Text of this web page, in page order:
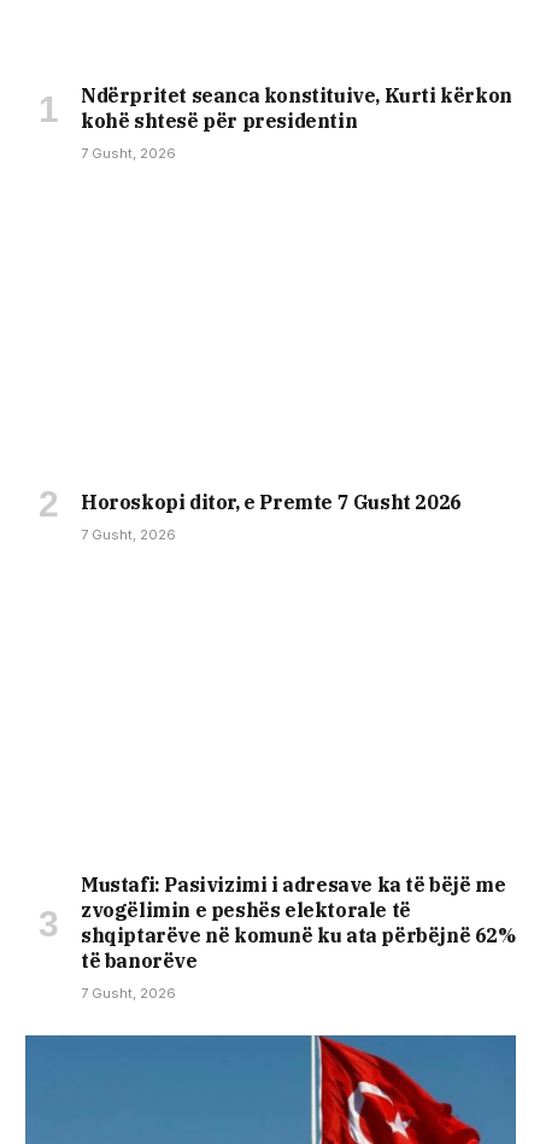
Ndërpritet seanca konstituive, Kurti kërkon
kohë shtesë për presidentin
7 Gusht, 2026
Horoskopi ditor, e Premte 7 Gusht 2026
7 Gusht, 2026
Mustafi: Pasivizimi i adresave ka të bëjë me
zvogëlimin e peshës elektorale të
shqiptarëve në komunë ku ata përbëjnë 62%
të banorëve
7 Gusht, 2026